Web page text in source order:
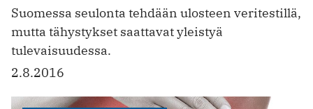
Suomessa seulonta tehdään ulosteen veritestillä,
mutta tähystykset saattavat yleistyä
tulevaisuudessa.
2.8.2016